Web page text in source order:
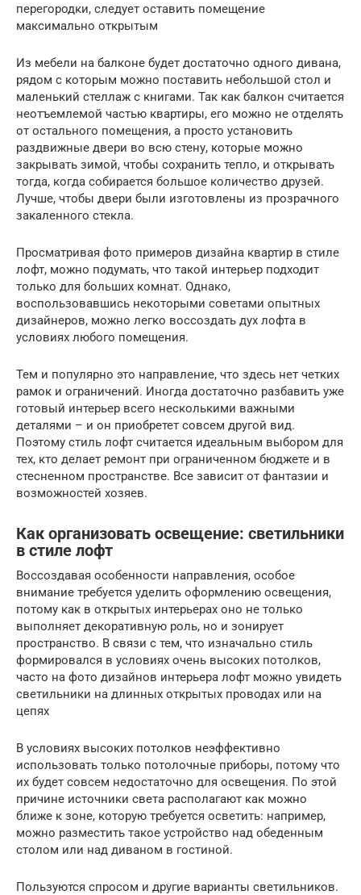
перегородки, следует оставить помещение
максимально открытым
Из мебели на балконе будет достаточно одного дивана,
рядом с которым можно поставить небольшой стол и
маленький стеллаж с книгами. Так как балкон считается
неотъемлемой частью квартиры, его можно не отделять
от остального помещения, а просто установить
раздвижные двери во всю стену, которые можно
закрывать зимой, чтобы сохранить тепло, и открывать
тогда, когда собирается большое количество друзей.
Лучше, чтобы двери были изготовлены из прозрачного
закаленного стекла.
Просматривая фото примеров дизайна квартир в стиле
лофт, можно подумать, что такой интерьер подходит
только для больших комнат. Однако,
воспользовавшись некоторыми советами опытных
дизайнеров, можно легко воссоздать дух лофта в
условиях любого помещения.
Тем и популярно это направление, что здесь нет четких
рамок и ограничений. Иногда достаточно разбавить уже
готовый интерьер всего несколькими важными
деталями – и он приобретет совсем другой вид.
Поэтому стиль лофт считается идеальным выбором для
тех, кто делает ремонт при ограниченном бюджете и в
стесненном пространстве. Все зависит от фантазии и
возможностей хозяев.
Как организовать освещение: светильники
в стиле лофт
Воссоздавая особенности направления, особое
внимание требуется уделить оформлению освещения,
потому как в открытых интерьерах оно не только
выполняет декоративную роль, но и зонирует
пространство. В связи с тем, что изначально стиль
формировался в условиях очень высоких потолков,
часто на фото дизайнов интерьера лофт можно увидеть
светильники на длинных открытых проводах или на
цепях
В условиях высоких потолков неэффективно
использовать только потолочные приборы, потому что
их будет совсем недостаточно для освещения. По этой
причине источники света располагают как можно
ближе к зоне, которую требуется осветить: например,
можно разместить такое устройство над обеденным
столом или над диваном в гостиной.
Пользуются спросом и другие варианты светильников.